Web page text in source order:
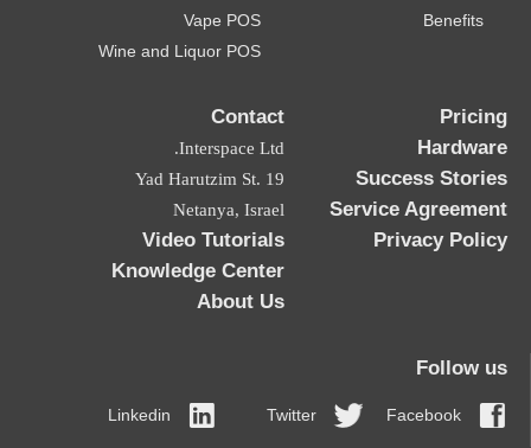
Benefits
Vape POS
Wine and Liquor POS
Pricing
Hardware
Success Stories
Service Agreement
Privacy Policy
Contact
Interspace Ltd.
19 Yad Harutzim St.
Netanya, Israel
Video Tutorials
Knowledge Center
About Us
Follow us
Facebook
Twitter
Linkedin